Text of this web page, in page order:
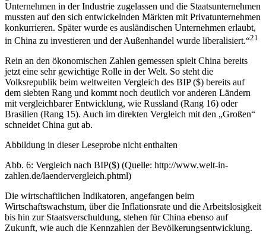
Unternehmen in der Industrie zugelassen und die Staatsunternehmen
mussten auf den sich entwickelnden Märkten mit Privatunternehmen
konkurrieren. Später wurde es ausländischen Unternehmen erlaubt,
in China zu investieren und der Außenhandel wurde liberalisiert.“21
Rein an den ökonomischen Zahlen gemessen spielt China bereits
jetzt eine sehr gewichtige Rolle in der Welt. So steht die
Volksrepublik beim weltweiten Vergleich des BIP ($) bereits auf
dem siebten Rang und kommt noch deutlich vor anderen Ländern
mit vergleichbarer Entwicklung, wie Russland (Rang 16) oder
Brasilien (Rang 15). Auch im direkten Vergleich mit den „Großen“
schneidet China gut ab.
Abbildung in dieser Leseprobe nicht enthalten
Abb. 6: Vergleich nach BIP($) (Quelle: http://www.welt-in-
zahlen.de/laendervergleich.phtml)
Die wirtschaftlichen Indikatoren, angefangen beim
Wirtschaftswachstum, über die Inflationsrate und die Arbeitslosigkeit
bis hin zur Staatsverschuldung, stehen für China ebenso auf
Zukunft, wie auch die Kennzahlen der Bevölkerungsentwicklung.